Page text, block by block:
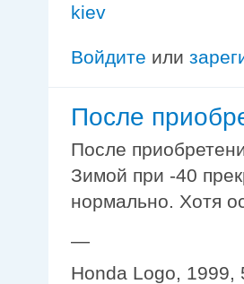
kiev
Войдите или
После
После
Зимой при -40
нормально. Хотя
—
Honda Logo, 1999,